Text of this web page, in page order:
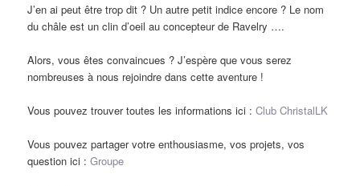
J’en ai peut être trop dit ? Un autre petit indice encore ? Le nom
du châle est un clin d’oeil au concepteur de Ravelry ….
Alors, vous êtes convaincues ? J’espère que vous serez
nombreuses à nous rejoindre dans cette aventure !
Vous pouvez trouver toutes les informations ici :Club ChristalLK
Vous pouvez partager votre enthousiasme, vos projets, vos
question ici :Groupe